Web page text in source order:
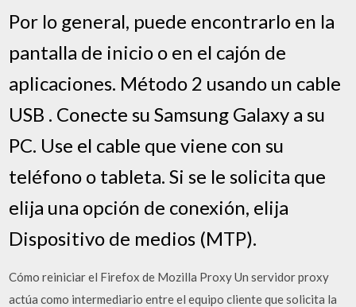
Por lo general, puede encontrarlo en la
pantalla de inicio o en el cajón de
aplicaciones. Método 2 usando un cable
USB . Conecte su Samsung Galaxy a su
PC. Use el cable que viene con su
teléfono o tableta. Si se le solicita que
elija una opción de conexión, elija
Dispositivo de medios (MTP).
Cómo reiniciar el Firefox de Mozilla Proxy Un servidor proxy
actúa como intermediario entre el equipo cliente que solicita la